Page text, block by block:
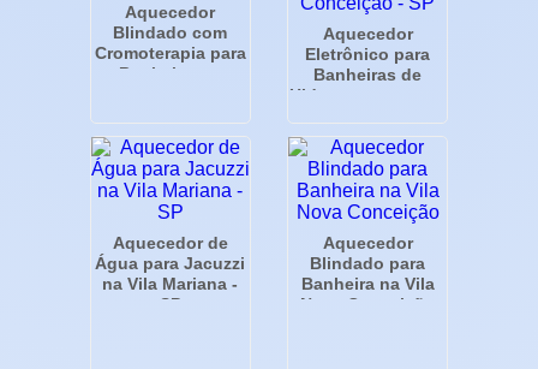
Aquecedor
Blindado com
Cromoterapia para
Banheira em
Aquecedor
Eletrônico para
Banheiras de
Hidromassagem na
Conceição - SP
Aquecedor de
Água para Jacuzzi
na Vila Mariana -
SP
Aquecedor
Blindado para
Banheira na Vila
Nova Conceição